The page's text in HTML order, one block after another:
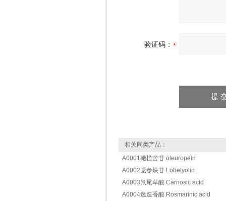
验证码：
相关同类产品：
A0001橄榄苦苷 oleuropein
A0002党参炔苷 Lobetyolin
A0003鼠尾草酸 Carnosic acid
A0004迷迭香酸 Rosmarinic acid